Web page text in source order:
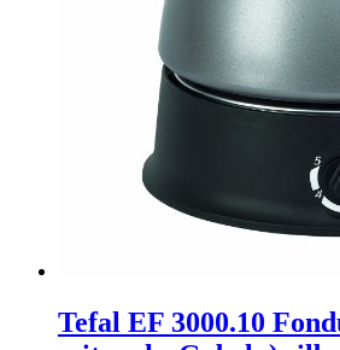
Tefal EF 3000.10